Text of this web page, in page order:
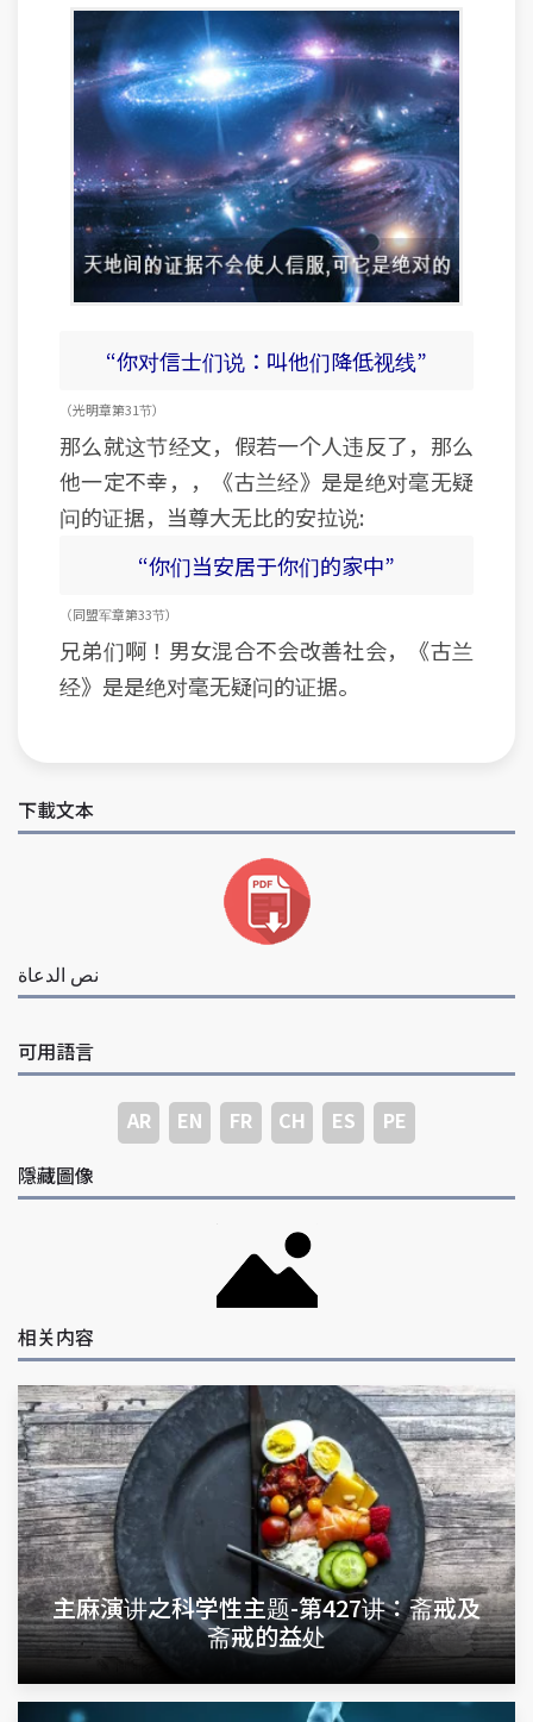
“你对信士们说：叫他们降低视线”
（光明 章 第31节）
那么就这节经文，假若一个人违反了，那么
他一定不幸，，《古兰经》是是绝对毫无疑
问的证据，当尊大无比的安拉说:
“你们当安居于你们的家中”
（同盟军 章 第33节）
兄弟们啊！男女混合不会改善社会，《古兰
经》是是绝对毫无疑问的证据。
下載文本
نص الدعاة
可用語言
AR EN FR CH ES
PE
隱藏圖像
相关内容
主麻演讲之科学性主题-第427讲：斋戒及
斋戒的益处